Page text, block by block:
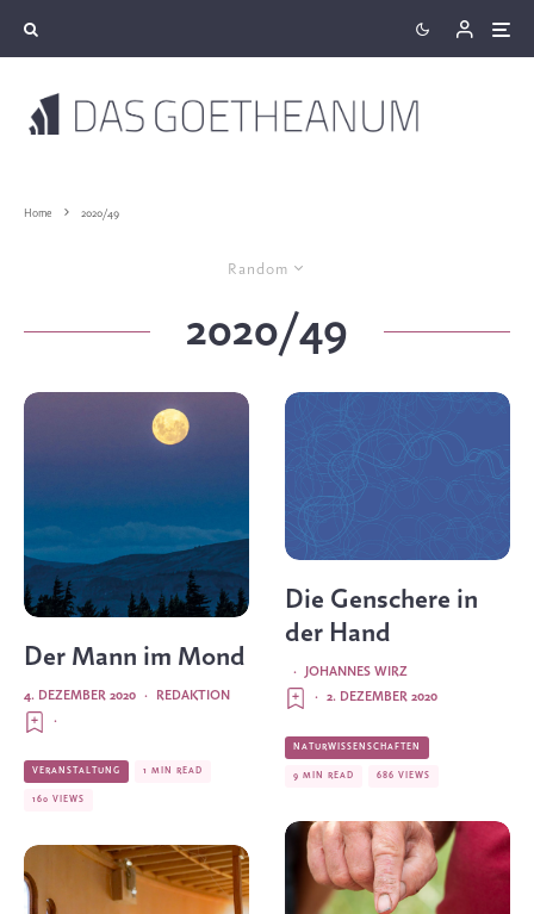
Home 2020/49
Random
2020/49
Der Mann im Mond
REDAKTION
·
4. DEZEMBER 2020
·
VERANSTALTUNG 1 MIN READ
160 VIEWS
Die Genschere in
der Hand
JOHANNES WIRZ
·
2. DEZEMBER 2020
·
NATURWISSENSCHAFTEN
9 MIN READ 686 VIEWS